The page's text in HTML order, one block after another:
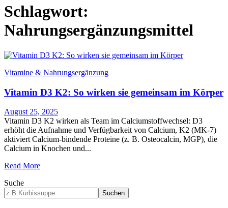
Schlagwort:
Nahrungsergänzungsmittel
Vitamine & Nahrungsergänzung
Vitamin D3 K2: So wirken sie gemeinsam im Körper
August 25, 2025
Vitamin D3 K2 wirken als Team im Calciumstoffwechsel: D3
erhöht die Aufnahme und Verfügbarkeit von Calcium, K2 (MK-7)
aktiviert Calcium-bindende Proteine (z. B. Osteocalcin, MGP), die
Calcium in Knochen und...
Read More
Suche
Suchen